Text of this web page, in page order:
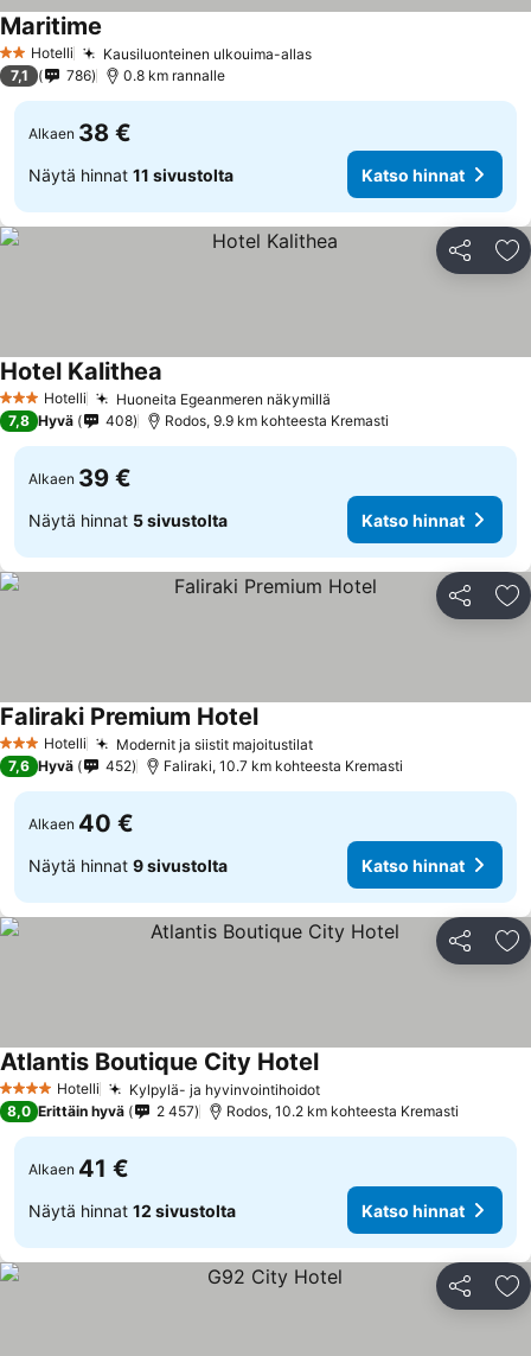
2 Tähtiluokitus
Hotelli Kausiluonteinen ulkouima-allasKatso hinnat
Maritime
7,1 786 0.8 km rannalle
Alkaen 38 €
Näytä hinnat 11 sivustolta Katso hinnat
Jaa
3 Tähtiluokitus
Hotelli Huoneita Egeanmeren näkymillä
Hotel Kalithea
7,8 Hyvä 408 Rodos, 9.9 km kohteesta Kremasti
Alkaen 39 €
Näytä hinnat 5 sivustolta Katso hinnat
Jaa
3 Tähtiluokitus
Hotelli Modernit ja siistit majoitustilatKatso hinnat
Faliraki Premium HotelKatso hinnat
7,6 Hyvä 452 Faliraki, 10.7 km kohteesta Kremasti
Alkaen 40 €
Näytä hinnat 9 sivustolta Katso hinnat
Jaa
4 Tähtiluokitus
Hotelli Kylpylä- ja hyvinvointihoidotKatso hinnat
Atlantis Boutique City HotelKatso hinnat
8,0 Erittäin hyvä 2 457 Rodos, 10.2 km kohteesta Kremasti
Alkaen 41 €
Näytä hinnat 12 sivustolta Katso hinnat
Jaa